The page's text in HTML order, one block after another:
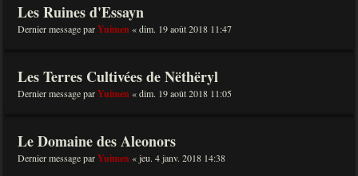
Les Ruines d'Essayn
Dernier message parYuimen «dim. 19 août 2018 11:47
Les Terres Cultivées de Nëthëryl
Dernier message parYuimen «dim. 19 août 2018 11:05
Le Domaine des Aleonors
Dernier message parYuimen «jeu. 4 janv. 2018 14:38